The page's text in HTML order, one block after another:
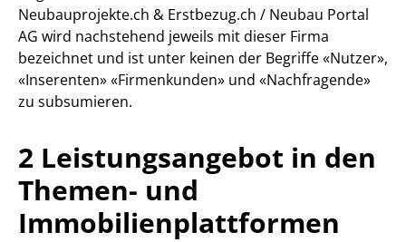
Neubauprojekte.ch & Erstbezug.ch / Neubau Portal
AG wird nachstehend jeweils mit dieser Firma
bezeichnet und ist unter keinen der Begriffe «Nutzer»,
«Inserenten» «Firmenkunden» und «Nachfragende»
zu subsumieren.
2 Leistungsangebot in den
Themen- und
Immobilienplattformen